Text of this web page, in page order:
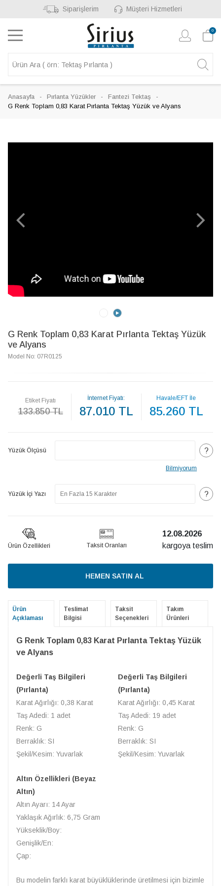
Siparişlerim Müşteri Hizmetleri
0
Anasayfa Pırlanta Yüzükler
Fantezi Tektaş
G Renk Toplam 0,83 Karat Pırlanta Tektaş Yüzük ve Alyans
G Renk Toplam 0,83 Karat Pırlanta Tektaş Yüzük
ve Alyans
Model No: 07R0125
Etiket Fiyatı
133.850 TL
İnternet Fiyatı:
87.010 TL
Havale/EFT İle
85.260 TL
Yüzük Ölçüsü ?
Bilmiyorum
Yüzük İçi Yazı ?
Ürün Özellikleri Taksit Oranları
12.08.2026
kargoya teslim
HEMEN SATIN AL
Ürün
Açıklaması
Teslimat
Bilgisi
Taksit
Seçenekleri
Takım
Ürünleri
G Renk Toplam 0,83 Karat Pırlanta Tektaş Yüzük
ve Alyans
Değerli Taş Bilgileri
(Pırlanta)
Karat Ağırlığı: 0,38 Karat
Taş Adedi: 1 adet
Renk: G
Berraklık: SI
Şekil/Kesim: Yuvarlak
Değerli Taş Bilgileri
(Pırlanta)
Karat Ağırlığı: 0,45 Karat
Taş Adedi: 19 adet
Renk: G
Berraklık: SI
Şekil/Kesim: Yuvarlak
Altın Özellikleri (Beyaz
Altın)
Altın Ayarı: 14 Ayar
Yaklaşık Ağırlık: 6,75 Gram
Yükseklik/Boy:
Genişlik/En:
Çap:
Bu modelin farklı karat büyüklüklerinde üretilmesi için bizimle